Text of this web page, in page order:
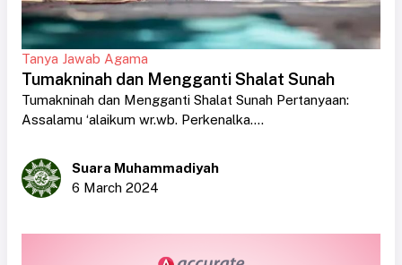
Tanya Jawab Agama
Tumakninah dan Mengganti Shalat Sunah
Tumakninah dan Mengganti Shalat Sunah Pertanyaan:
Assalamu ‘alaikum wr.wb. Perkenalka....
Suara Muhammadiyah
6 March 2024